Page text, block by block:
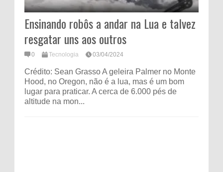
Ensinando robôs a andar na Lua e talvez
resgatar uns aos outros
0 Tecnologia 03/04/2024
Crédito: Sean Grasso A geleira Palmer no Monte
Hood, no Oregon, não é a lua, mas é um bom
lugar para praticar. A cerca de 6.000 pés de
altitude na mon...